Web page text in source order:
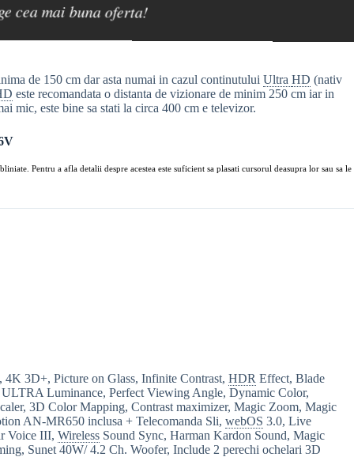
cea mai buna oferta!
de 150 cm dar asta numai in cazul continutuluiUltraHD (nativ
este recomandata o distanta de vizionare de minim 250 cm iar in
mic, este bine sa stati la circa 400 cm e televizor.
Pentru a afla detalii despre acestea este suficient sa plasati cursorul deasupra lor sau sa le
, 4K 3D+, Picture on Glass, Infinite Contrast,HDR Effect, Blade
Luminance, Perfect Viewing Angle, Dynamic Color,
3D Color Mapping, Contrast maximizer, Magic Zoom, Magic
AN-MR650 inclusa + Telecomanda Sli,webOS 3.0, Live
Voice III,Wireless Sound Sync, Harman Kardon Sound, Magic
Sunet 40W/ 4.2 Ch. Woofer, Include 2 perechi ochelari 3D